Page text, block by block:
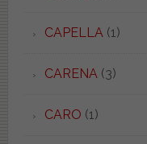
CAPELLA (1)
CARENA (3)
CARO (1)